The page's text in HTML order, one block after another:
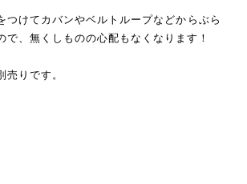
つけてカバンやベルトループなどからぶら
で、無くしものの心配もなくなります！
りです。